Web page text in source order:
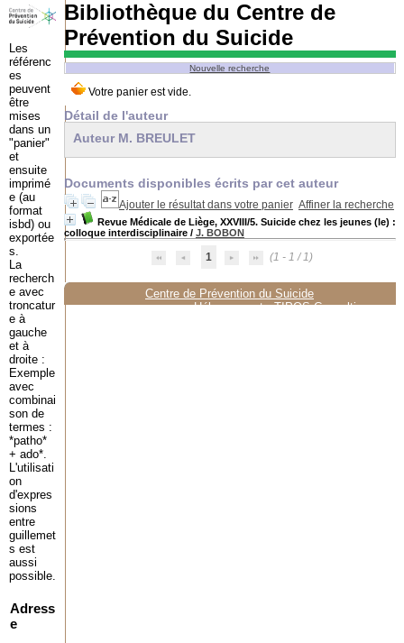
Bibliothèque du Centre de
Prévention du Suicide
Nouvelle recherche
Détail de l'auteur
Auteur M. BREULET
Documents disponibles écrits par cet auteur
Ajouter le résultat dans votre panier Affiner la recherche
Revue Médicale de Liège, XXVIII/5. Suicide chez les jeunes (le) :
colloque interdisciplinaire/ J. BOBON
1 (1 - 1 / 1)
Centre de Prévention du Suicide
Hébergement :TIPOS Consulting
Les
référenc
es
peuvent
être
mises
dans un
"panier"
et
ensuite
imprimé
e (au
format
isbd) ou
exportée
s.
La
recherch
e avec
troncatur
e à
gauche
et à
droite :
Exemple
avec
combinai
son de
termes :
*patho*
+ ado*.
L'utilisati
on
d'expres
sions
entre
guillemet
s est
aussi
possible.
Adress
e